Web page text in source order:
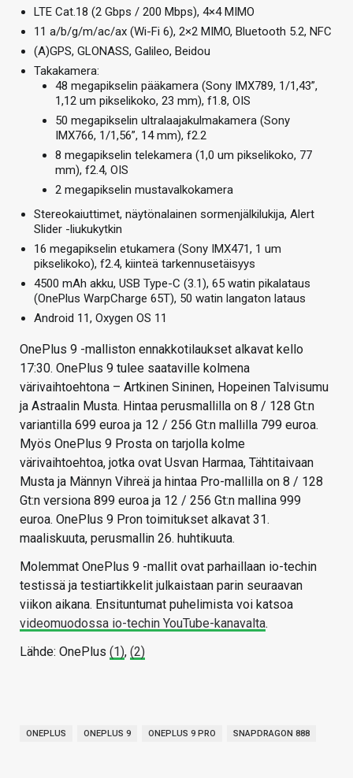
LTE Cat.18 (2 Gbps / 200 Mbps), 4×4 MIMO
11 a/b/g/m/ac/ax (Wi-Fi 6), 2×2 MIMO, Bluetooth 5.2, NFC
(A)GPS, GLONASS, Galileo, Beidou
Takakamera:
48 megapikselin pääkamera (Sony IMX789, 1/1,43”,
1,12 um pikselikoko, 23 mm), f1.8, OIS
50 megapikselin ultralaajakulmakamera (Sony
IMX766, 1/1,56”, 14 mm), f2.2
8 megapikselin telekamera (1,0 um pikselikoko, 77
mm), f2.4, OIS
2 megapikselin mustavalkokamera
Stereokaiuttimet, näytönalainen sormenjälkilukija, Alert
Slider -liukukytkin
16 megapikselin etukamera (Sony IMX471, 1 um
pikselikoko), f2.4, kiinteä tarkennusetäisyys
4500 mAh akku, USB Type-C (3.1), 65 watin pikalataus
(OnePlus WarpCharge 65T), 50 watin langaton lataus
Android 11, Oxygen OS 11
OnePlus 9 -malliston ennakkotilaukset alkavat kello
17:30. OnePlus 9 tulee saataville kolmena
värivaihtoehtona – Artkinen Sininen, Hopeinen Talvisumu
ja Astraalin Musta. Hintaa perusmallilla on 8 / 128 Gt:n
variantilla 699 euroa ja 12 / 256 Gt:n mallilla 799 euroa.
Myös OnePlus 9 Prosta on tarjolla kolme
värivaihtoehtoa, jotka ovat Usvan Harmaa, Tähtitaivaan
Musta ja Männyn Vihreä ja hintaa Pro-mallilla on 8 / 128
Gt:n versiona 899 euroa ja 12 / 256 Gt:n mallina 999
euroa. OnePlus 9 Pron toimitukset alkavat 31.
maaliskuuta, perusmallin 26. huhtikuuta.
Molemmat OnePlus 9 -mallit ovat parhaillaan io-techin
testissä ja testiartikkelit julkaistaan parin seuraavan
viikon aikana. Ensituntumat puhelimista voi katsoa
videomuodossa io-techin YouTube-kanavalta.
Lähde: OnePlus (1), (2)
ONEPLUS ONEPLUS 9 ONEPLUS 9 PRO SNAPDRAGON 888